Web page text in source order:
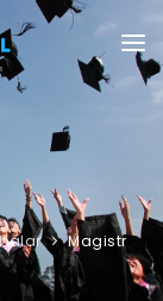
Magistr